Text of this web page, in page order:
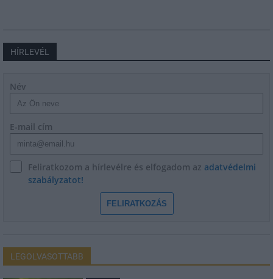
HÍRLEVÉL
Név
E-mail cím
Feliratkozom a hírlevélre és elfogadom az adatvédelmi
szabályzatot!
FELIRATKOZÁS
LEGOLVASOTTABB